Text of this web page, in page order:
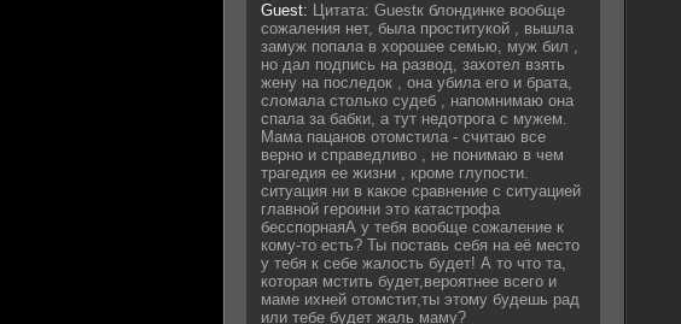
Guest: Цитата: Guestк блондинке вообще
сожаления нет, была проститукой , вышла
замуж попала в хорошее семью, муж бил ,
но дал подпись на развод, захотел взять
жену на последок , она убила его и брата,
сломала столько судеб , напомнимаю она
спала за бабки, а тут недотрога с мужем.
Мама пацанов отомстила - считаю все
верно и справедливо , не понимаю в чем
трагедия ее жизни , кроме глупости.
ситуация ни в какое сравнение с ситуацией
главной героини это катастрофа
бесспорнаяА у тебя вообще сожаление к
кому-то есть? Ты поставь себя на её место
у тебя к себе жалость будет! А то что та,
которая мстить будет,вероятнее всего и
маме ихней отомстит,ты этому будешь рад
или тебе будет жаль маму?